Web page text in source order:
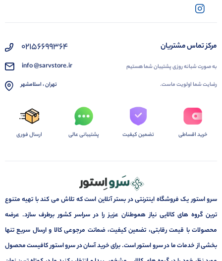
مرکز تماس مشتریان
به صورت شبانه روزی پشتیبان شما هستیم
رضایت شما اولویت ماست.
02156699364
info @sarvstore.ir
تهران ، اسلامشهر
خرید اقساطی تضمین کیفیت پشتیبانی عالی ارسال فوری
سرو استور یک فروشگاه اینترنتی در بستر آنلاین است که تلاش می کند با تهیه متنوع
ترین گروه های کالایی نیاز هموطنان عزیز را در سراسر کشور برطرف سازد. عرضه
محصولات با قیمت رقابتی، تضمین کیفیت، ضمانت مرجوعی کالا و ارسال سریع تنها
بخشی از خدمات ما در سرو استور است. برای خرید آسان در سرو استور کافیست محصول